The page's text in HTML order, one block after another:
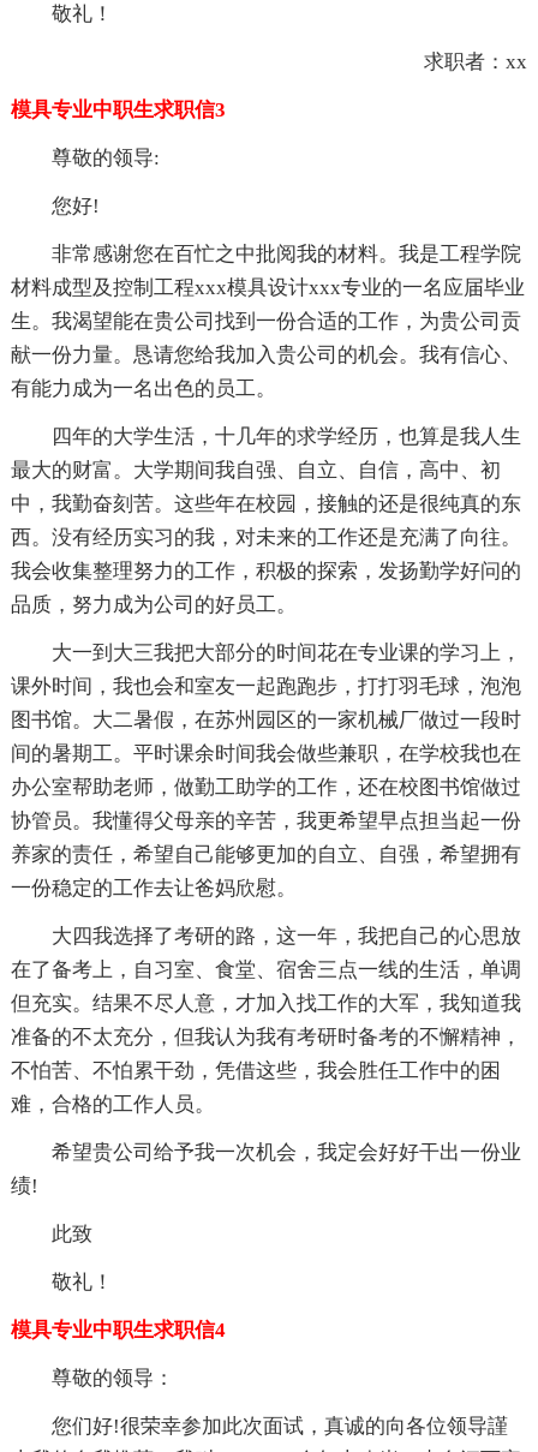
敬礼！
求职者：xx
模具专业中职生求职信3
尊敬的领导:
您好!
非常感谢您在百忙之中批阅我的材料。我是工程学院
材料成型及控制工程xxx模具设计xxx专业的一名应届毕业
生。我渴望能在贵公司找到一份合适的工作，为贵公司贡
献一份力量。恳请您给我加入贵公司的机会。我有信心、
有能力成为一名出色的员工。
四年的大学生活，十几年的求学经历，也算是我人生
最大的财富。大学期间我自强、自立、自信，高中、初
中，我勤奋刻苦。这些年在校园，接触的还是很纯真的东
西。没有经历实习的我，对未来的工作还是充满了向往。
我会收集整理努力的工作，积极的探索，发扬勤学好问的
品质，努力成为公司的好员工。
大一到大三我把大部分的时间花在专业课的学习上，
课外时间，我也会和室友一起跑跑步，打打羽毛球，泡泡
图书馆。大二暑假，在苏州园区的一家机械厂做过一段时
间的暑期工。平时课余时间我会做些兼职，在学校我也在
办公室帮助老师，做勤工助学的工作，还在校图书馆做过
协管员。我懂得父母亲的辛苦，我更希望早点担当起一份
养家的责任，希望自己能够更加的自立、自强，希望拥有
一份稳定的工作去让爸妈欣慰。
大四我选择了考研的路，这一年，我把自己的心思放
在了备考上，自习室、食堂、宿舍三点一线的生活，单调
但充实。结果不尽人意，才加入找工作的大军，我知道我
准备的不太充分，但我认为我有考研时备考的不懈精神，
不怕苦、不怕累干劲，凭借这些，我会胜任工作中的困
难，合格的工作人员。
希望贵公司给予我一次机会，我定会好好干出一份业
绩!
此致
敬礼！
模具专业中职生求职信4
尊敬的领导：
您们好!很荣幸参加此次面试，真诚的向各位领导謹